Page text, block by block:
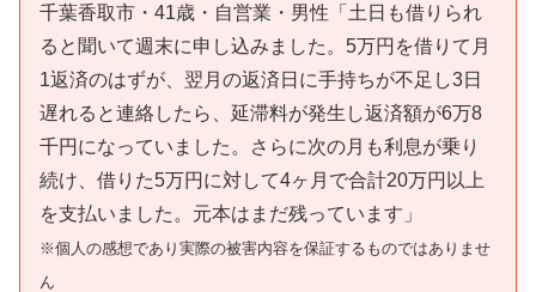
千葉香取市・41歳・自営業・男性「土日も借りられ
ると聞いて週末に申し込みました。5万円を借りて月
1返済のはずが、翌月の返済日に手持ちが不足し3日
遅れると連絡したら、延滞料が発生し返済額が6万8
千円になっていました。さらに次の月も利息が乗り
続け、借りた5万円に対して4ヶ月で合計20万円以上
を支払いました。元本はまだ残っています」
※個人の感想であり実際の被害内容を保証するものではありませ
ん